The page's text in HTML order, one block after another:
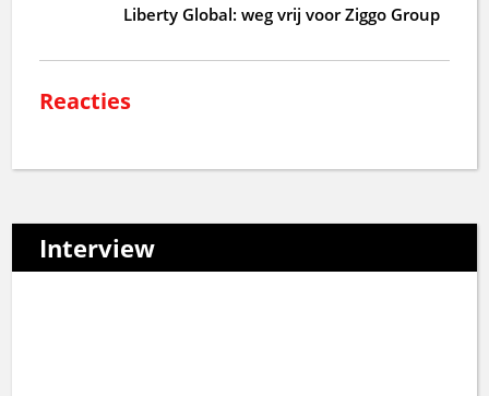
Liberty Global: weg vrij voor Ziggo Group
Reacties
Interview